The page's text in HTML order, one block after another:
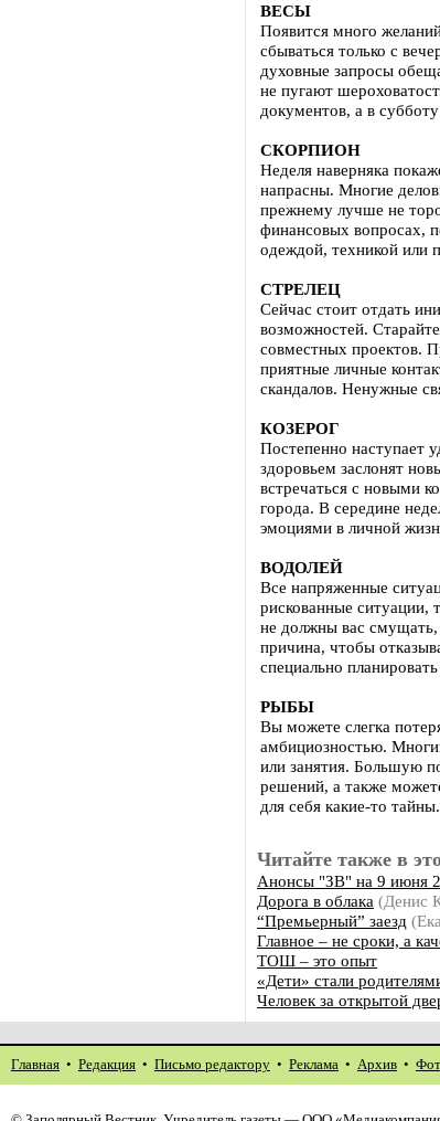
ВЕСЫ
Появится много
сбываться только с
духовные запросы
не пугают
документов, а в
СКОРПИОН
Неделя наверняка
напрасны. Многие
прежнему лучше не
финансовых вопросах,
одеждой, техникой или
СТРЕЛЕЦ
Сейчас стоит отдать
возможностей.
совместных проектов.
приятные личные
скандалов. Ненужные
КОЗЕРОГ
Постепенно наступает
здоровьем заслонят
встречаться с новыми
города. В середине
эмоциями в личной
ВОДОЛЕЙ
Все напряженные
рискованные ситуации,
не должны вас смущать,
причина, чтобы
специально
РЫБЫ
Вы можете слегка
амбициозностью.
или занятия. Большую
решений, а также
для себя какие-то тайны.
Читайте также в
Анонсы "ЗВ" на 9 июня
Дорога в облака
“Премьерный” заезд
Главное – не сроки, а
ТОШ – это опыт
«Дети» стали
Человек за открытой
Главная • Редакция • Письмо редактору • Реклама • Архив •